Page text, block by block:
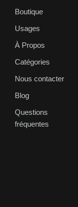
Boutique
Usages
À Propos
Catégories
Nous contacter
Blog
Questions
fréquentes